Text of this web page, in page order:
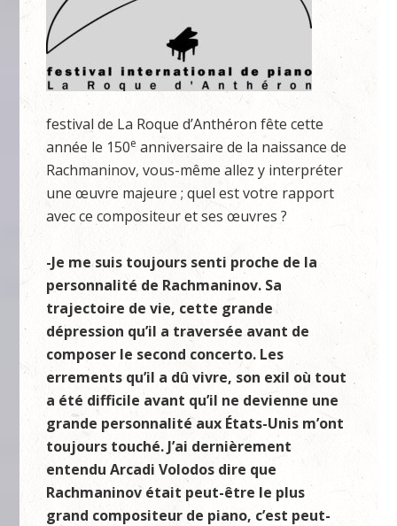
festival de La Roque d’Anthéron fête cette
année le 150e anniversaire de la naissance de
Rachmaninov, vous-même allez y interpréter
une œuvre majeure ; quel est votre rapport
avec ce compositeur et ses œuvres ?
-Je me suis toujours senti proche de la
personnalité de Rachmaninov. Sa
trajectoire de vie, cette grande
dépression qu’il a traversée avant de
composer le second concerto. Les
errements qu’il a dû vivre, son exil où tout
a été difficile avant qu’il ne devienne une
grande personnalité aux États-Unis m’ont
toujours touché. J’ai dernièrement
entendu Arcadi Volodos dire que
Rachmaninov était peut-être le plus
grand compositeur de piano, c’est peut-